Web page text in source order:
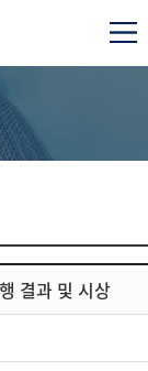
결과 및 시상